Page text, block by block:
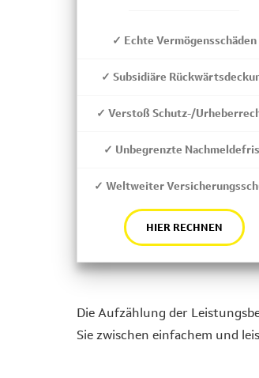
✓ Echte Vermögensschäden
✓ Subsidiäre
✓ Verstoß Schutz-/
✓ Unbegrenzte
✓ Weltweiter
HIER RECHNEN
Die Aufzählung der
Sie zwischen einfachem und